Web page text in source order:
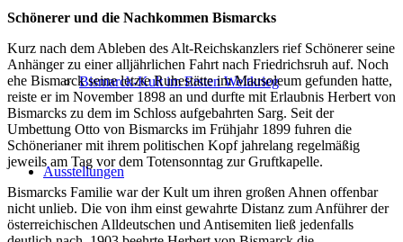
Bismarck-Kult im Ersten Weltkrieg
Ausstellungen
Schönerer und die Nachkommen Bismarcks
Kurz nach dem Ableben des Alt-Reichskanzlers rief Schönerer seine
Anhänger zu einer alljährlichen Fahrt nach Friedrichsruh auf. Noch
ehe Bismarck seine letzte Ruhestätte im Mausoleum gefunden hatte,
reiste er im November 1898 an und durfte mit Erlaubnis Herbert von
Bismarcks zu dem im Schloss aufgebahrten Sarg. Seit der
Umbettung Otto von Bismarcks im Frühjahr 1899 fuhren die
Schönerianer mit ihrem politischen Kopf jahrelang regelmäßig
jeweils am Tag vor dem Totensonntag zur Gruftkapelle.
Bismarcks Familie war der Kult um ihren großen Ahnen offenbar
nicht unlieb. Die von ihm einst gewahrte Distanz zum Anführer der
österreichischen Alldeutschen und Antisemiten ließ jedenfalls